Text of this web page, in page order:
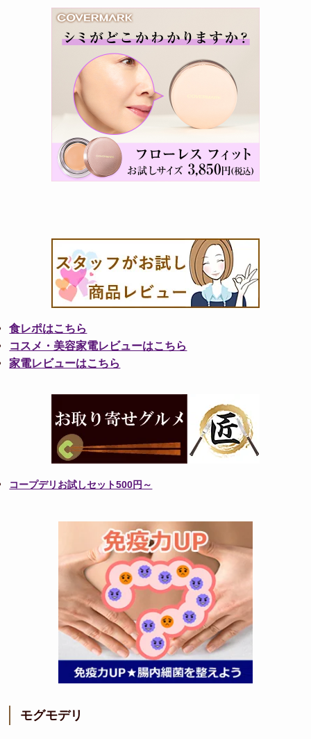
食レポはこちら
コスメ・美容家電レビューはこちら
家電レビューはこちら
コープデリお試しセット500円～
モグモデリ